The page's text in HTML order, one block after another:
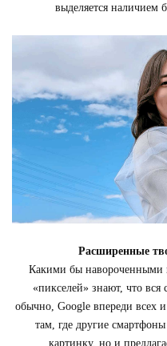
выделяется наличием
Расширенные
Какими бы навороченными
«пикселей» знают, что вся
обычно, Google впереди всех
там, где другие
картинку, но и